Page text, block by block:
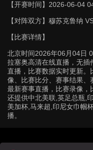
【开赛时间】 2026-06-04
【对阵双方】 穆苏克鲁纳
【比赛详情】
北京时间2026年06月04日
拉塞奥高清在线直播，无
直播，比赛数据实时更新
像、比赛比分、赛事结果、
最新赛事直播，比赛录像
还提供中北美联,英足总瓶,
美加杯,马来超,印尼女巾帼
播。